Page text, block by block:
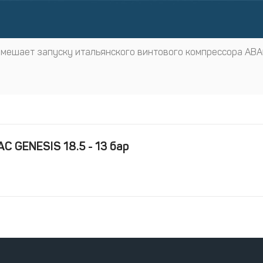
запуску итальянского винтового компрессора
GENESIS 18.5 - 13 бар